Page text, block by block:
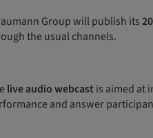
Group will publish its
the usual channels.
live audio webcastis aimed at
and answer